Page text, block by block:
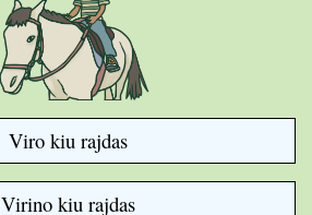
Viro kiu rajdas
Virino kiu rajdas